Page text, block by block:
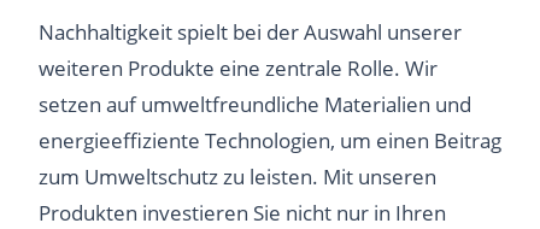
Nachhaltigkeit spielt bei der Auswahl unserer
weiteren Produkte eine zentrale Rolle. Wir
setzen auf umweltfreundliche Materialien und
energieeffiziente Technologien, um einen Beitrag
zum Umweltschutz zu leisten. Mit unseren
Produkten investieren Sie nicht nur in Ihren